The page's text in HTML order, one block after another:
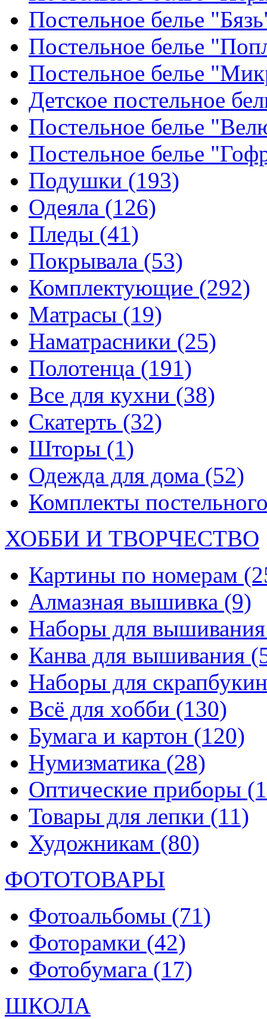
Постельное белье
Постельное белье
Постельное белье
Детское постельное
Постельное белье
Постельное белье
Подушки (193)
Одеяла (126)
Пледы (41)
Покрывала (53)
Комплектующие (292)
Матрасы (19)
Наматрасники (25)
Полотенца (191)
Все для кухни (38)
Скатерть (32)
Шторы (1)
Одежда для дома (52)
Комплекты
ХОББИ И ТВОРЧЕСТВО
Картины по номерам
Алмазная вышивка (9)
Наборы для
Канва для вышивания
Наборы для
Всё для хобби (130)
Бумага и картон (120)
Нумизматика (28)
Оптические приборы
Товары для лепки (11)
Художникам (80)
ФОТОТОВАРЫ
Фотоальбомы (71)
Фоторамки (42)
Фотобумага (17)
ШКОЛА